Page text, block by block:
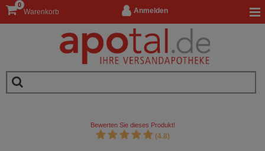
Anmelden
Warenkorb
0
Bewerten Sie dieses Produkt!
(4.8)